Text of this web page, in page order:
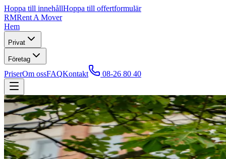
Hoppa till innehållHoppa till offertformulär
RMRent A Mover
Hem
Privat
Företag
PriserOm ossFAQKontakt 08-26 80 40